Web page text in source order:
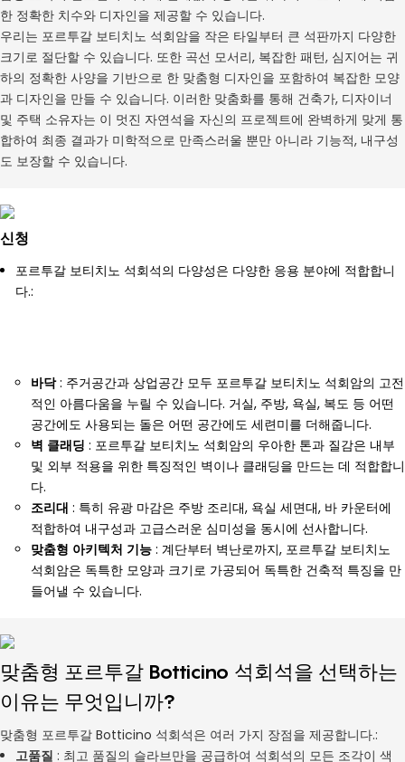
한 정확한 치수와 디자인을 제공할 수 있습니다.
우리는 포르투갈 보티치노 석회암을 작은 타일부터 큰 석판까지 다양한
크기로 절단할 수 있습니다. 또한 곡선 모서리, 복잡한 패턴, 심지어는 귀
하의 정확한 사양을 기반으로 한 맞춤형 디자인을 포함하여 복잡한 모양
과 디자인을 만들 수 있습니다. 이러한 맞춤화를 통해 건축가, 디자이너
및 주택 소유자는 이 멋진 자연석을 자신의 프로젝트에 완벽하게 맞게 통
합하여 최종 결과가 미학적으로 만족스러울 뿐만 아니라 기능적, 내구성
도 보장할 수 있습니다.
신청
포르투갈 보티치노 석회석의 다양성은 다양한 응용 분야에 적합합니
다.:
바닥: 주거공간과 상업공간 모두 포르투갈 보티치노 석회암의 고전
적인 아름다움을 누릴 수 있습니다. 거실, 주방, 욕실, 복도 등 어떤
공간에도 사용되는 돌은 어떤 공간에도 세련미를 더해줍니다.
벽 클래딩 : 포르투갈 보티치노 석회암의 우아한 톤과 질감은 내부
및 외부 적용을 위한 특징적인 벽이나 클래딩을 만드는 데 적합합니
다.
조리대 : 특히 유광 마감은 주방 조리대, 욕실 세면대, 바 카운터에
적합하여 내구성과 고급스러운 심미성을 동시에 선사합니다.
맞춤형 아키텍처 기능 : 계단부터 벽난로까지, 포르투갈 보티치노
석회암은 독특한 모양과 크기로 가공되어 독특한 건축적 특징을 만
들어낼 수 있습니다.
맞춤형 포르투갈 Botticino 석회석을 선택하는
이유는 무엇입니까?
맞춤형 포르투갈 Botticino 석회석은 여러 가지 장점을 제공합니다.:
고품질 : 최고 품질의 슬라브만을 공급하여 석회석의 모든 조각이 색